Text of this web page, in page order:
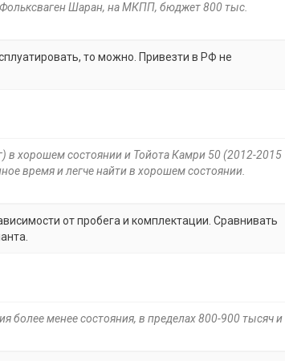
Фольксваген Шаран, на МКПП, бюджет 800 тыс.
то можно. Привезти в РФ не
в хорошем состоянии и Тойота Камри 50 (2012-2015
время и легче найти в хорошем состоянии.
от пробега и комплектации. Сравнивать
более менее состояния, в пределах 800-900 тысяч и